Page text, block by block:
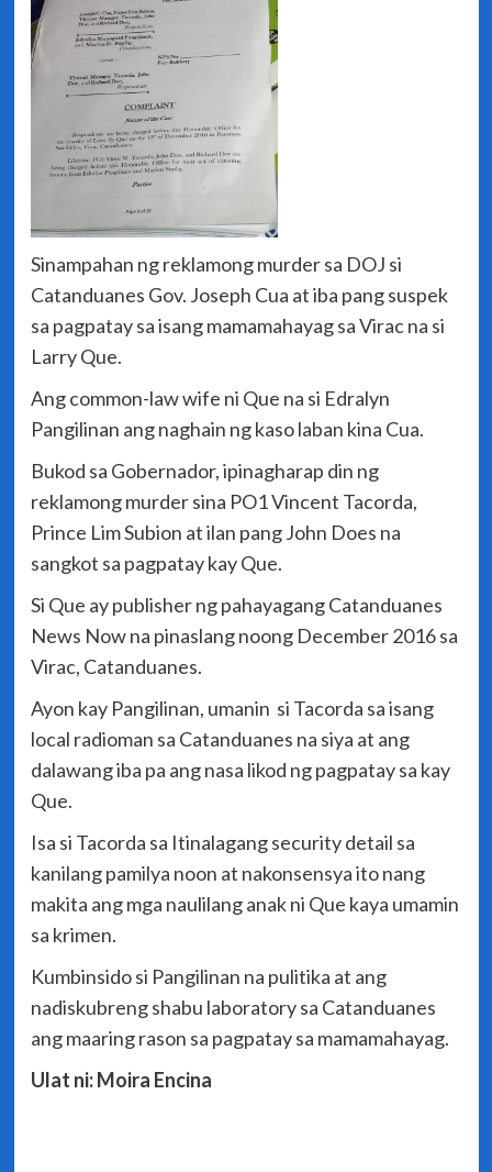
Sinampahan ng reklamong murder sa DOJ si
Catanduanes Gov. Joseph Cua at iba pang suspek
sa pagpatay sa isang mamamahayag sa Virac na si
Larry Que.
Ang common-law wife ni Que na si Edralyn
Pangilinan ang naghain ng kaso laban kina Cua.
Bukod sa Gobernador, ipinagharap din ng
reklamong murder sina PO1 Vincent Tacorda,
Prince Lim Subion at ilan pang John Does na
sangkot sa pagpatay kay Que.
Si Que ay publisher ng pahayagang Catanduanes
News Now na pinaslang noong December 2016 sa
Virac, Catanduanes.
Ayon kay Pangilinan, umanin si Tacorda sa isang
local radioman sa Catanduanes na siya at ang
dalawang iba pa ang nasa likod ng pagpatay sa kay
Que.
Isa si Tacorda sa Itinalagang security detail sa
kanilang pamilya noon at nakonsensya ito nang
makita ang mga naulilang anak ni Que kaya umamin
sa krimen.
Kumbinsido si Pangilinan na pulitika at ang
nadiskubreng shabu laboratory sa Catanduanes
ang maaring rason sa pagpatay sa mamamahayag.
Ulat ni: Moira Encina